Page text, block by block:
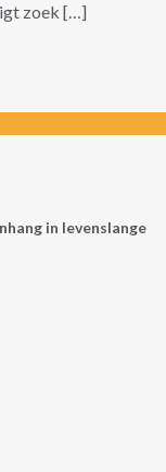
zoek […]
in levenslange